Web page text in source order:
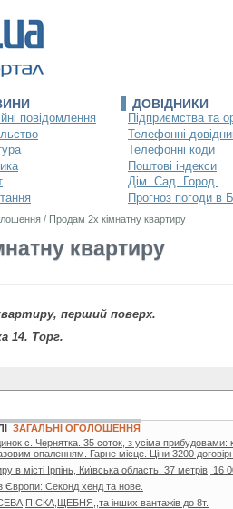
повідомлення
ДОВІДНИКИ
Підприємства та
Телефонні
Телефонні коди
Поштові індекси
Дім. Сад. Город.
Прогноз погоди в
/ Продам 2х кімнатну квартиру
квартиру
перший поверх.
14. Торг.
ЗАГАЛЬНІ ОГОЛОШЕННЯ
с. Чернятка. 35 соток, з усіма прибудовами:
опаленням. Гарне місце. Ціни 3200
в місті Ірпінь, Київська область. 37 метрів, 16
Європи: Секонд хенд та нове.
інших вантажів до 8т.